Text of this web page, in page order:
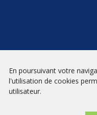
NEWSLETTER
En poursuivant votre
l'utilisation de cookies
utilisateur.